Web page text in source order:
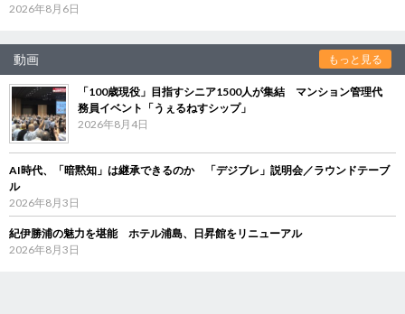
2026年8月6日
動画 もっと見る
「100歳現役」目指すシニア1500人が集結 マンション管理代
務員イベント「うぇるねすシップ」
2026年8月4日
AI時代、「暗黙知」は継承できるのか 「デジブレ」説明会／ラウンドテーブ
ル
2026年8月3日
紀伊勝浦の魅力を堪能 ホテル浦島、日昇館をリニューアル
2026年8月3日